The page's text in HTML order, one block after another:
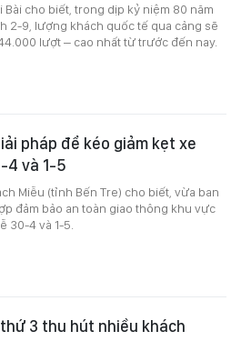
Bài cho biết, trong dịp kỷ niệm 80 năm
2-9, lượng khách quốc tế qua cảng sẽ
lượt – cao nhất từ trước đến nay.
pháp để kéo giảm kẹt xe
4 và 1-5
Miễu (tỉnh Bến Tre) cho biết, vừa ban
đảm bảo an toàn giao thông khu vực
30-4 và 1-5.
3 thu hút nhiều khách